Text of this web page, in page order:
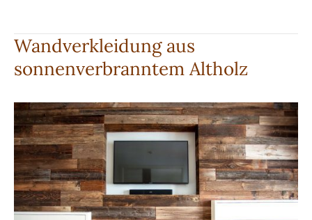
in
gebeizter
Eiche
Wandverkleidung aus
sonnenverbranntem Altholz